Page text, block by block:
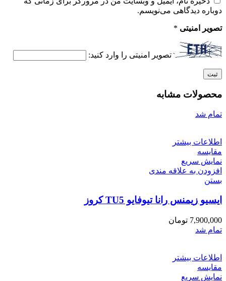
دوباره دیدگاهی می‌نویسم.
تصویر امنیتی *
تصویر امنیتی را وارد کنید:
محصولات مشابه
تمام شد
اطلاعات بیشتر
مقایسه
نمایش سریع
افزودن به علاقه مندی
بستن
ایسیو زیمنس رانا تیوفایو TU5 کروز
7,900,000 تومان
تمام شد
اطلاعات بیشتر
مقایسه
نمایش سریع